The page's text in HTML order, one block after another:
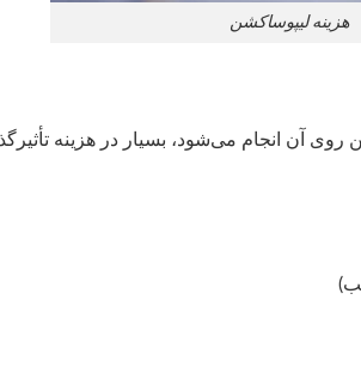
هزینه لیپوساکشن
روی آن انجام می‌شود، بسیار در هزینه